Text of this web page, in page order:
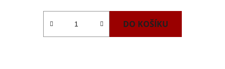
DO KOŠÍKU